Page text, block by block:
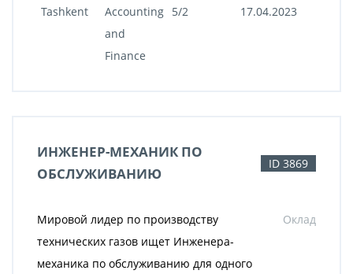
Tashkent
Accounting
and
Finance
5/2 17.04.2023
ИНЖЕНЕР-МЕХАНИК ПО
ОБСЛУЖИВАНИЮ
ID 3869
Мировой лидер по производству
технических газов ищет Инженера-
механика по обслуживанию для одного
Оклад